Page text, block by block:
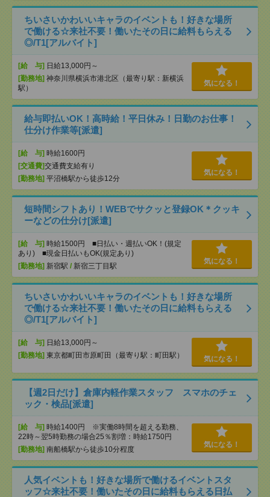
ちいさいかわいいキャラのイベントも！好きな場所
で働ける☆来社不要！働いたその日に給料もらえる
◎/T1[アルバイト]
[給 与] 日給13,000円～
[勤務地] 神奈川県横浜市港北区（最寄り駅：新横浜
駅）
気になる！
給与即払いOK！高時給！平日休み！日勤のお仕事！
仕分け作業等[派遣]
[給 与] 時給1600円
[交通費]交通費支給有り
[勤務地] 平沼橋駅から徒歩12分
気になる！
短時間シフトあり！WEBでサクッと登録OK＊クッキ
ーなどの仕分け[派遣]
[給 与] 時給1500円 ■日払い・週払いOK！(規定
あり) ■現金日払いもOK(規定あり)
[勤務地] 新宿駅 / 新宿三丁目駅
気になる！
ちいさいかわいいキャラのイベントも！好きな場所
で働ける☆来社不要！働いたその日に給料もらえる
◎/T1[アルバイト]
[給 与] 日給13,000円～
[勤務地] 東京都町田市原町田（最寄り駅：町田駅） 気になる！
【週2日だけ】倉庫内軽作業スタッフ スマホのチェ
ック・検品[派遣]
[給 与] 時給1400円 ※実働8時間を超える勤務、
22時～翌5時勤務の場合25％割増：時給1750円
[勤務地] 南船橋駅から徒歩10分程度
気になる！
人気イベントも！好きな場所で働けるイベントスタ
ッフ☆来社不要！働いたその日に給料もらえる日払